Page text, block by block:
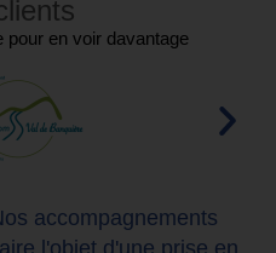
pour en voir davantage
accompagnements
l'objet d'une prise en